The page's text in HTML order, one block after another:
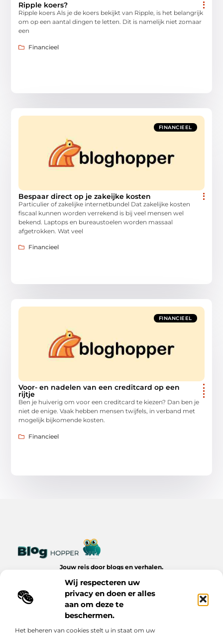
Wij respecteren uw
privacy en doen er alles
aan om deze te
beschermen.
Het beheren van cookies stelt u in staat om uw
Ripple koers?
Ripple koers Als je de koers bekijkt van Ripple, is het belangrijk
om op een aantal dingen te letten. Dit is namelijk niet zomaar
een
Financieel
FINANCIEEL
Bespaar direct op je zakeijke kosten
Particulier of zakelijke internetbundel Dat zakelijke kosten
fiscaal kunnen worden verrekend is bij veel mensen wel
bekend. Laptops en bureaustoelen worden massaal
afgetrokken. Wat veel
Financieel
FINANCIEEL
Voor- en nadelen van een creditcard op een
rijtje
Ben je huiverig om voor een creditcard te kiezen? Dan ben je
niet de enige. Vaak hebben mensen twijfels, in verband met
mogelijk bijkomende kosten.
Financieel
Jouw reis door blogs en verhalen.
dagelijks leven op Bloghopper.nl.
Bericht categorie